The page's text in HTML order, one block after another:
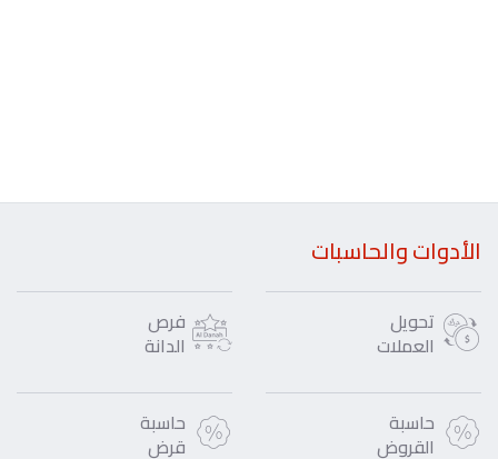
الأدوات والحاسبات
تحويل
العملات
فرص
الدانة
حاسبة
القروض
حاسبة
قرض